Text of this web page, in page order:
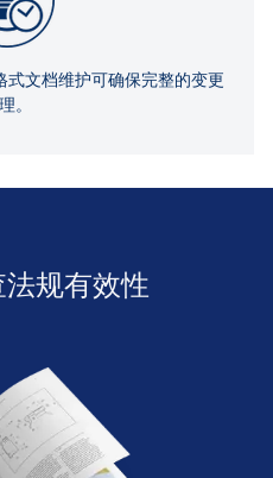
文档维护可确保完整的变更
。
规有效性